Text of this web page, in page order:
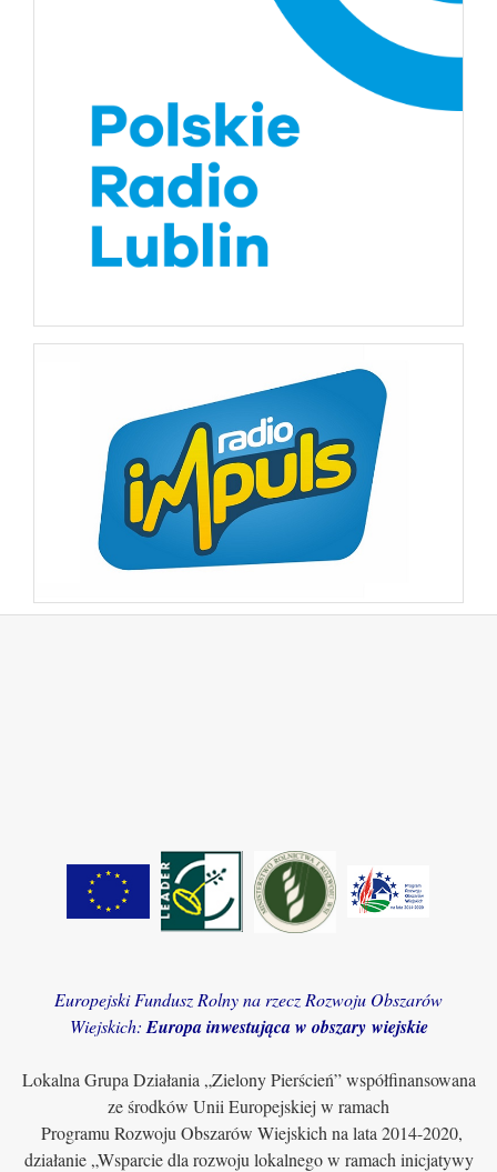
Europejski Fundusz Rolny na rzecz Rozwoju Obszarów
Wiejskich: Europa inwestująca w obszary wiejskie
Lokalna Grupa Działania „Zielony Pierścień” współfinansowana
ze środków Unii Europejskiej w ramach
Programu Rozwoju Obszarów Wiejskich na lata 2014-2020,
działanie „Wsparcie dla rozwoju lokalnego w ramach inicjatywy